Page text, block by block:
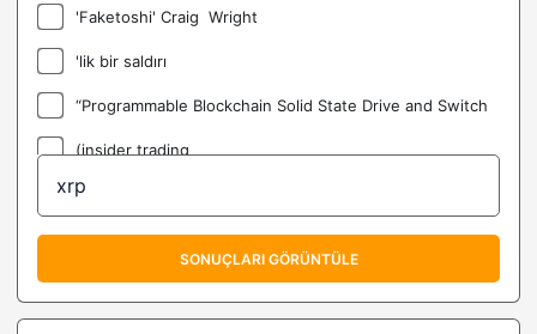
'Faketoshi' Craig Wright
'lik bir saldırı
“Programmable Blockchain Solid State Drive and Switch
(insider trading
(LIT) Litentry Coin Nedir?
@C3_Nik
@DoveyWan
SONUÇLARI GÖRÜNTÜLE